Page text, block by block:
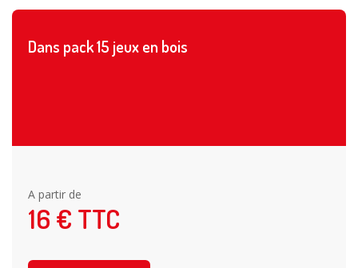
Dans pack 15 jeux en bois
A partir de
16 € TTC